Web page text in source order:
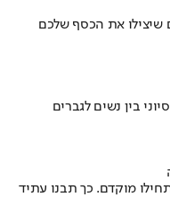
שיצילו את הכסף שלכם
בין נשים לגברים
מוקדם. כך תבנו עתיד